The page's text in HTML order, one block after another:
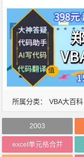
所属分类： VBA大百科
2003
excel单元格合并